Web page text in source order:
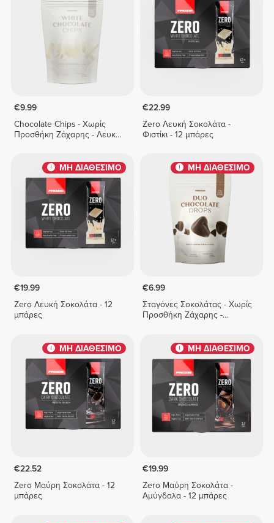
€9.99
Chocolate Chips - Χωρίς
Προσθήκη Ζάχαρης - Λευκή
€22.99
Zero Λευκή Σοκολάτα -
Φιστίκι - 12 μπάρες
ΜΗ ΔΙΑΘΕΣΙΜΟ
€19.99
Zero Λευκή Σοκολάτα - 12
μπάρες
ΜΗ ΔΙΑΘΕΣΙΜΟ
€6.99
Σταγόνες Σοκολάτας - Χωρίς
Προσθήκη Ζάχαρης -
ΜΗ ΔΙΑΘΕΣΙΜΟ
€22.52
Zero Μαύρη Σοκολάτα - 12
μπάρες
ΜΗ ΔΙΑΘΕΣΙΜΟ
€19.99
Zero Μαύρη Σοκολάτα -
Αμύγδαλα - 12 μπάρες